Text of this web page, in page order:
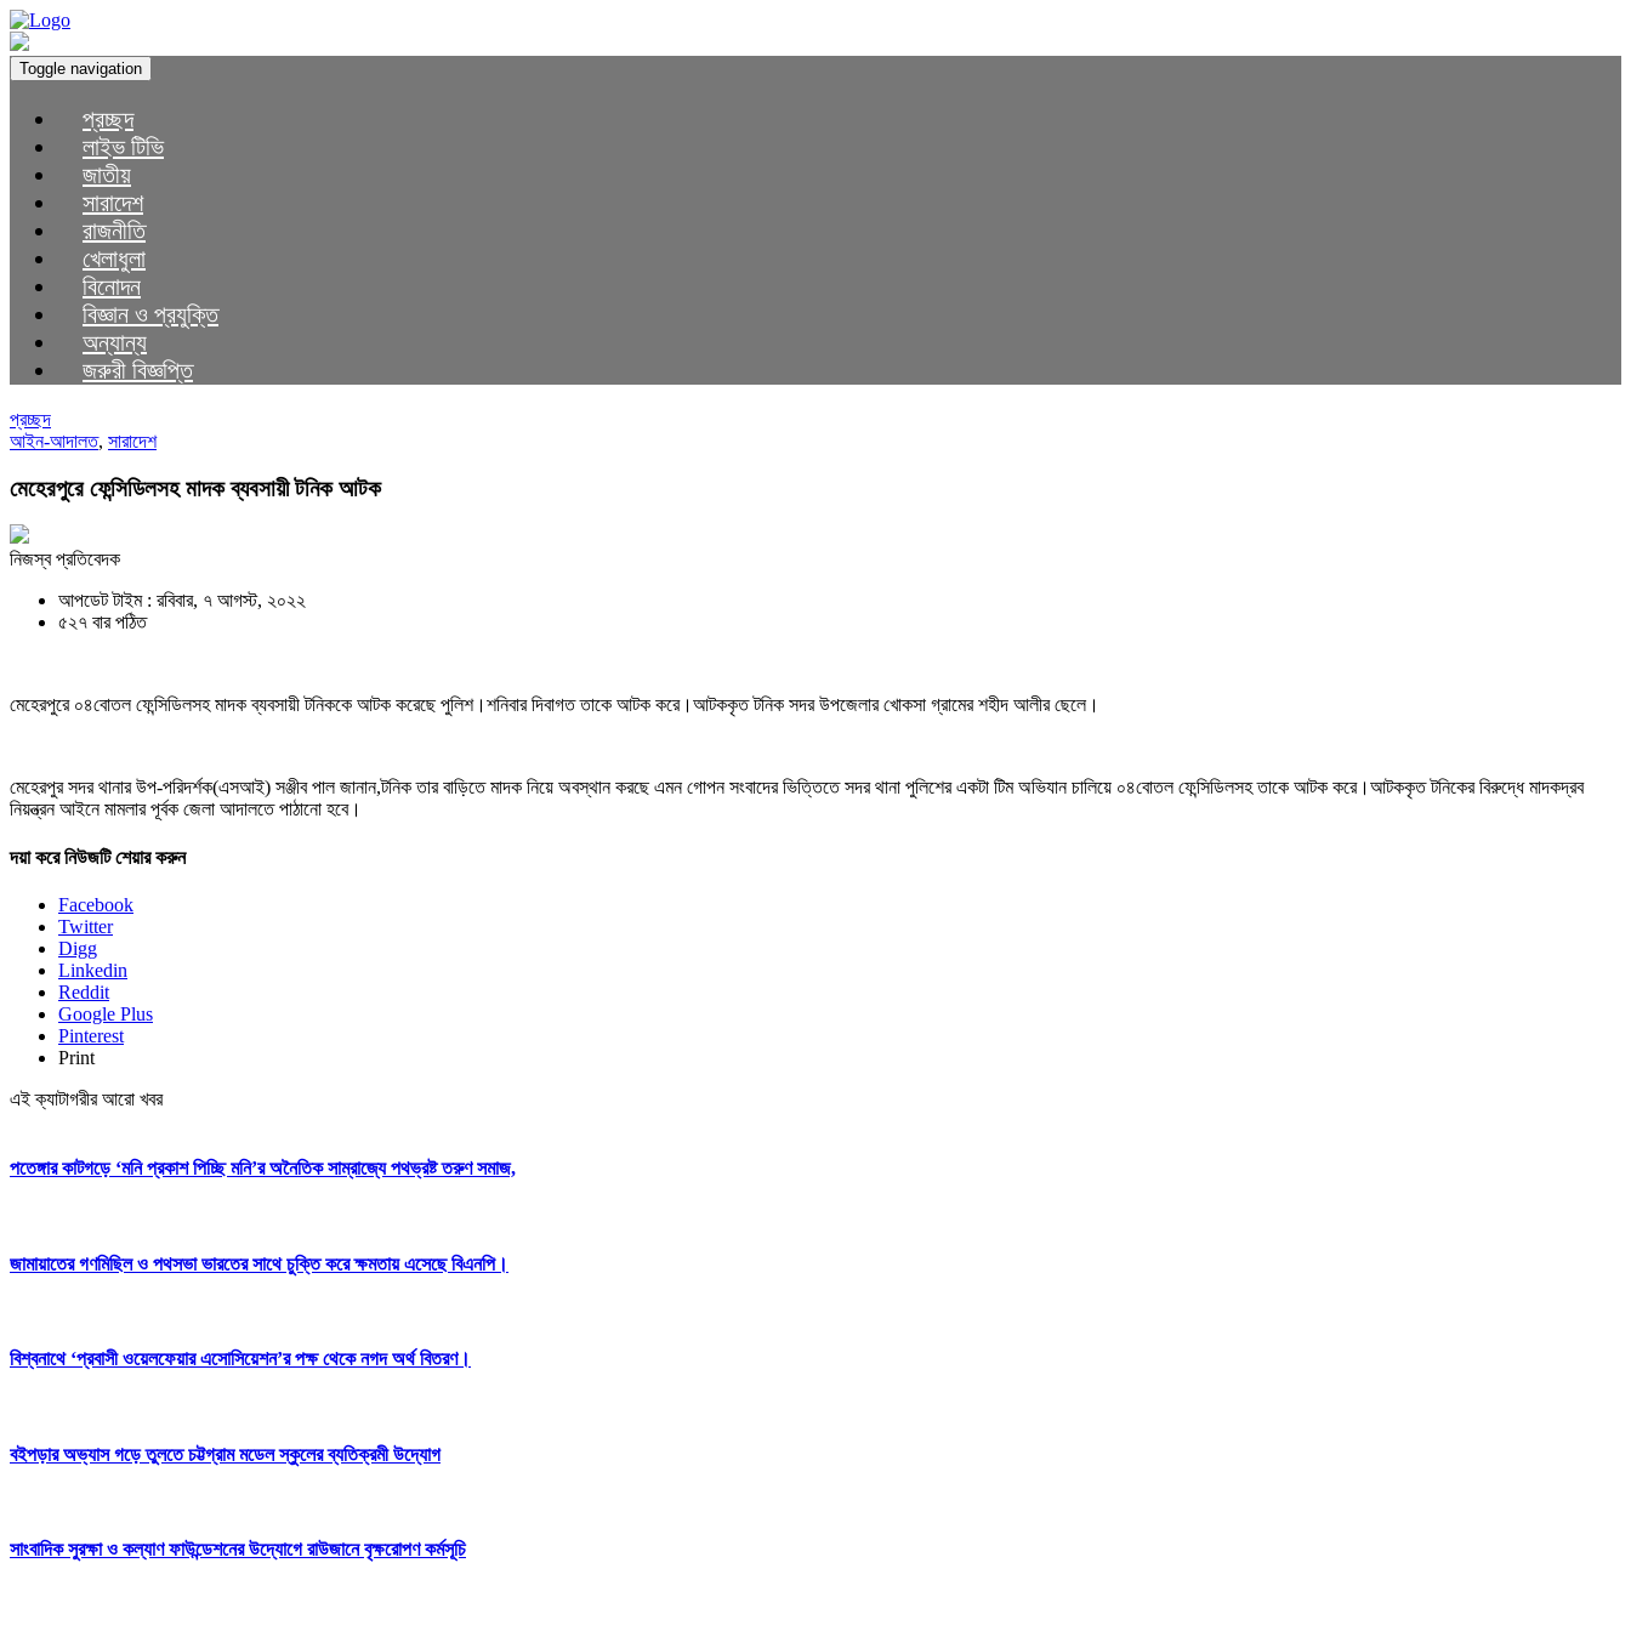
Toggle navigation
প্রচ্ছদ
লাইভ টিভি
জাতীয়
সারাদেশ
রাজনীতি
খেলাধুলা
বিনোদন
বিজ্ঞান ও প্রযুক্তি
অন্যান্য
জরুরী বিজ্ঞপ্তি
প্রচ্ছদ
আইন-আদালত, সারাদেশ
মেহেরপুরে ফেন্সিডিলসহ মাদক ব্যবসায়ী টনিক আটক
নিজস্ব প্রতিবেদক
আপডেট টাইম : রবিবার, ৭ আগস্ট, ২০২২
৫২৭ বার পঠিত
মেহেরপুরে ০৪বোতল ফেন্সিডিলসহ মাদক ব্যবসায়ী টনিককে আটক করেছে পুলিশ।শনিবার দিবাগত তাকে আটক করে।আটককৃত টনিক সদর উপজেলার খোকসা গ্রামের শহীদ আলীর ছেলে।
মেহেরপুর সদর থানার উপ-পরিদর্শক(এসআই) সঞ্জীব পাল জানান,টনিক তার বাড়িতে মাদক নিয়ে অবস্থান করছে এমন গোপন সংবাদের ভিত্তিতে সদর থানা পুলিশের একটা টিম অভিযান চালিয়ে ০৪বোতল ফেন্সিডিলসহ তাকে আটক করে।আটককৃত টনিকের বিরুদ্ধে মাদকদ্রব
নিয়ন্ত্রন আইনে মামলার পূর্বক জেলা আদালতে পাঠানো হবে।
দয়া করে নিউজটি শেয়ার করুন
Facebook
Twitter
Digg
Linkedin
Reddit
Google Plus
Pinterest
Print
এই ক্যাটাগরীর আরো খবর
পতেঙ্গার কাটগড়ে ‘মনি প্রকাশ পিচ্ছি মনি’র অনৈতিক সাম্রাজ্যে পথভ্রষ্ট তরুণ সমাজ,
জামায়াতের গণমিছিল ও পথসভা ভারতের সাথে চুক্তি করে ক্ষমতায় এসেছে বিএনপি।
বিশ্বনাথে ‘প্রবাসী ওয়েলফেয়ার এসোসিয়েশন’র পক্ষ থেকে নগদ অর্থ বিতরণ।
বইপড়ার অভ্যাস গড়ে তুলতে চট্টগ্রাম মডেল স্কুলের ব্যতিক্রমী উদ্যোগ
সাংবাদিক সুরক্ষা ও কল্যাণ ফাউন্ডেশনের উদ্যোগে রাউজানে বৃক্ষরোপণ কর্মসূচি